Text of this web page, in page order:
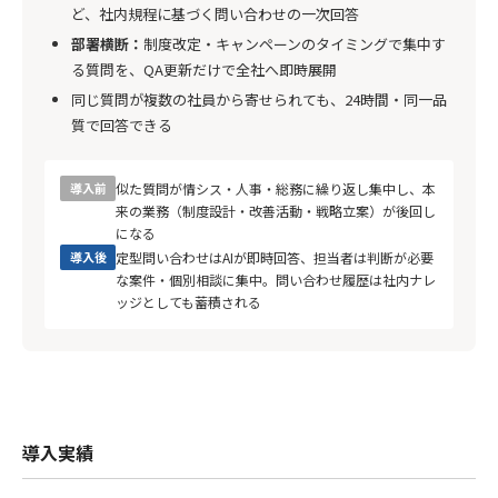
ど、社内規程に基づく問い合わせの一次回答
部署横断： 制度改定・キャンペーンのタイミングで集中す
る質問を、QA更新だけで全社へ即時展開
同じ質問が複数の社員から寄せられても、24時間・同一品
質で回答できる
導入前 似た質問が情シス・人事・総務に繰り返し集中し、本
来の業務（制度設計・改善活動・戦略立案）が後回し
になる
導入後 定型問い合わせはAIが即時回答、担当者は判断が必要
な案件・個別相談に集中。問い合わせ履歴は社内ナレ
ッジとしても蓄積される
導入実績